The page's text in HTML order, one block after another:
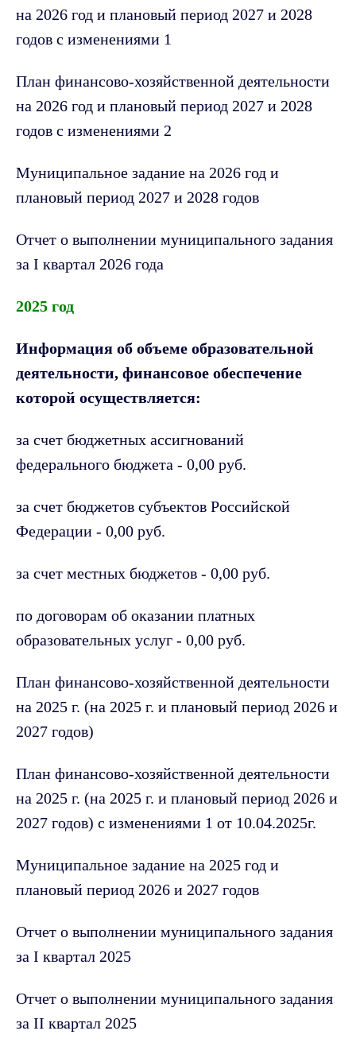
на 2026 год и плановый период 2027 и 2028
годов с изменениями 1
План финансово-хозяйственной деятельности
на 2026 год и плановый период 2027 и 2028
годов с изменениями 2
Муниципальное задание на 2026 год и
плановый период 2027 и 2028 годов
Отчет о выполнении муниципального задания
за I квартал 2026 года
2025 год
Информация об объеме образовательной
деятельности, финансовое обеспечение
которой осуществляется:
за счет бюджетных ассигнований
федерального бюджета - 0,00 руб.
за счет бюджетов субъектов Российской
Федерации - 0,00 руб.
за счет местных бюджетов - 0,00 руб.
по договорам об оказании платных
образовательных услуг - 0,00 руб.
План финансово-хозяйственной деятельности
на 2025 г. (на 2025 г. и плановый период 2026 и
2027 годов)
План финансово-хозяйственной деятельности
на 2025 г. (на 2025 г. и плановый период 2026 и
2027 годов) с изменениями 1 от 10.04.2025г.
Муниципальное задание на 2025 год и
плановый период 2026 и 2027 годов
Отчет о выполнении муниципального задания
за I квартал 2025
Отчет о выполнении муниципального задания
за II квартал 2025